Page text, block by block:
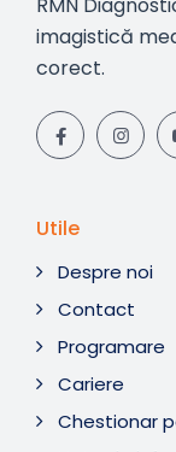
imagistică
corect.
Utile
Despre noi
Contact
Programare
Cariere
Chestionar